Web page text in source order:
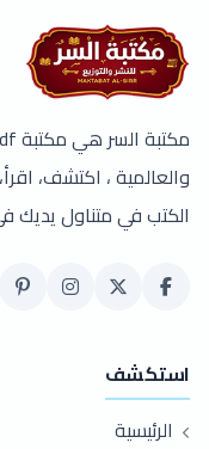
الكتب في متناول يديك
استكشف
الرئيسية